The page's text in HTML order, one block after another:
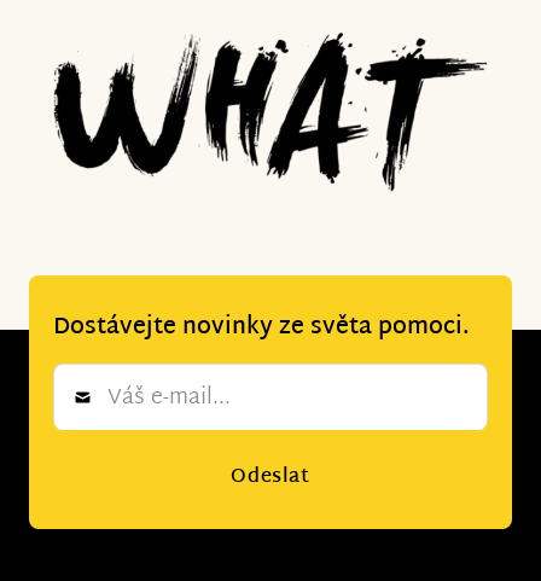
Dostávejte novinky ze světa pomoci.
Newsletter
Odeslat